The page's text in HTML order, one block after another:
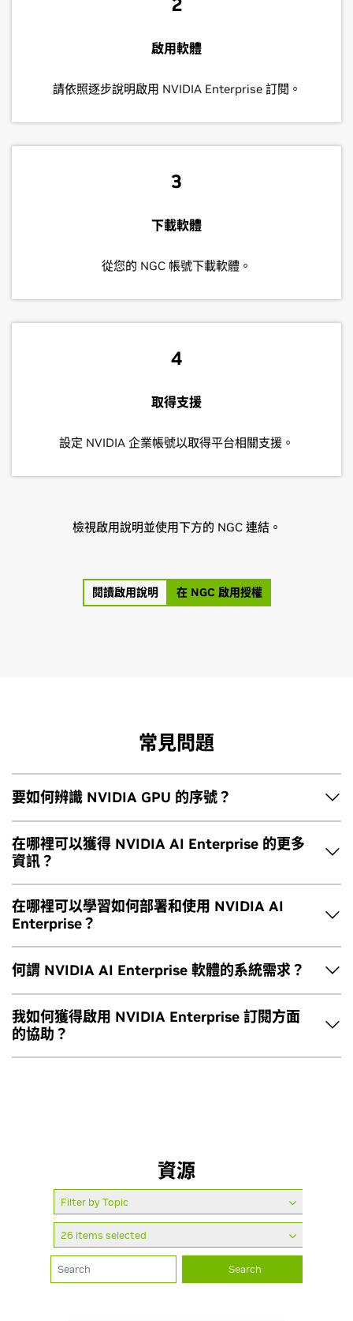
啟用軟體
請依照逐步說明啟用 NVIDIA Enterprise 訂閱。
3
下載軟體
從您的 NGC 帳號下載軟體。
4
取得支援
設定 NVIDIA 企業帳號以取得平台相關支援。
檢視啟用說明並使用下方的 NGC 連結。
閱讀啟用說明 在 NGC 啟用授權
常見問題
要如何辨識 NVIDIA GPU 的序號？
請依照這些說明 找出 NVIDIA GPU 的序號。
在哪裡可以獲得 NVIDIA AI Enterprise 的更多
資訊？
NVIDIA AI Enterprise 產品頁面概述軟體與眾多其他資源，協
助您開始使用。
在哪裡可以學習如何部署和使用 NVIDIA AI
Enterprise？
請查看這個完整的規劃與部署指南資料庫，其中包括部署的最
佳實務與常見使用案例的參考架構等。
何謂 NVIDIA AI Enterprise 軟體的系統需求？
我們要求 NVIDIA AI Enterprise 軟體使用 NVIDIA 認證系統
™。如需認證系統清單，請參閱
合格系統目錄 。
我如何獲得啟用 NVIDIA Enterprise 訂閱方面
的協助？
資源